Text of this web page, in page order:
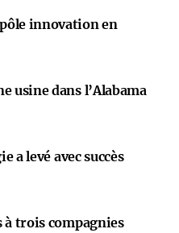
innovation en
usine dans l’Alabama
a levé avec succès
à trois compagnies